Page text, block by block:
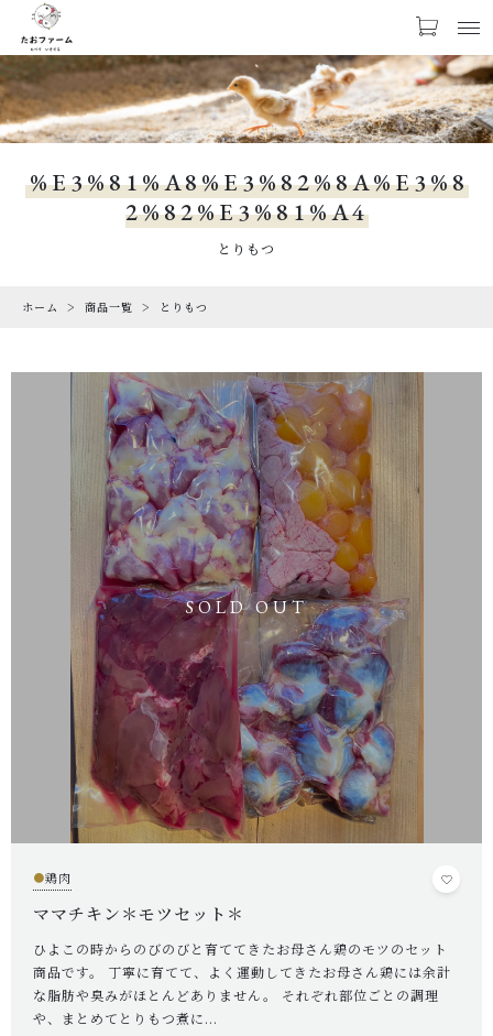
お気に入り LOGIN
お知らせ
PRODUCTS
CHECKED PRODUCTS
ORDER HISTORY
ABOUT US
たおファームについて
HOW TO KEEP
ニワトリの飼い方について
ANIMALWELFARE
アニマルウェルフェアについて
SHOP
店舗概要
CONTENTS
コンテンツ
ショッピングガイド
プライバシーポリシー
%E3%81%A8%E3%82%8A%E3%8
2%82%E3%81%A4
とりもつ
ホーム 商品一覧 とりもつ
●鶏肉
ママチキン＊モツセット＊
ひよこの時からのびのびと育ててきたお母さん鶏のモツのセット
商品です。 丁寧に育てて、よく運動してきたお母さん鶏には余計
な脂肪や臭みがほとんどありません。 それぞれ部位ごとの調理
や、まとめてとりもつ煮に...